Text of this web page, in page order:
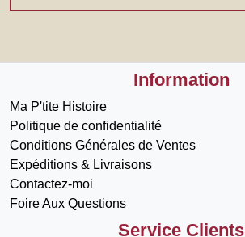
Information
Ma P'tite Histoire
Politique de confidentialité
Conditions Générales de Ventes
Expéditions & Livraisons
Contactez-moi
Foire Aux Questions
Service Clients